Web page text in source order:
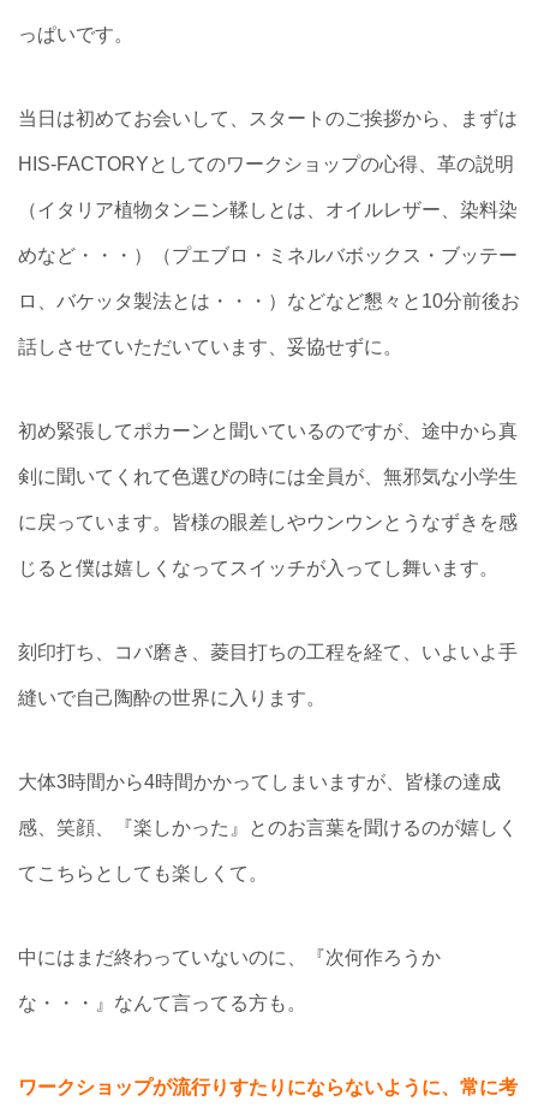
っぱいです。
当日は初めてお会いして、スタートのご挨拶から、まずは
HIS-FACTORYとしてのワークショップの心得、革の説明
（イタリア植物タンニン鞣しとは、オイルレザー、染料染
めなど・・・）（プエブロ・ミネルバボックス・ブッテー
ロ、バケッタ製法とは・・・）などなど懇々と10分前後お
話しさせていただいています、妥協せずに。
初め緊張してポカーンと聞いているのですが、途中から真
剣に聞いてくれて色選びの時には全員が、無邪気な小学生
に戻っています。皆様の眼差しやウンウンとうなずきを感
じると僕は嬉しくなってスイッチが入ってし舞います。
刻印打ち、コバ磨き、菱目打ちの工程を経て、いよいよ手
縫いで自己陶酔の世界に入ります。
大体3時間から4時間かかってしまいますが、皆様の達成
感、笑顔、『楽しかった』とのお言葉を聞けるのが嬉しく
てこちらとしても楽しくて。
中にはまだ終わっていないのに、『次何作ろうか
な・・・』なんて言ってる方も。
ワークショップが流行りすたりにならないように、常に考